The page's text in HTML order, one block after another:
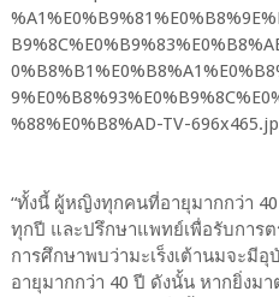
“ทั้งนี้ ผู้หญิงทุกคนที่อายุมากกว่า
ทุกปี และปรึกษาแพทย์เพื่อรับการต
การศึกษาพบว่ามะเร็งเต้านมจะ
อายุมากกว่า 40 ปี ดังนั้น หากยิ่งมา